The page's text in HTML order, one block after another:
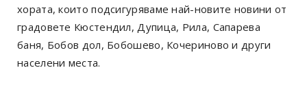
хората, които подсигуряваме най-новите новини от
градовете Кюстендил, Дупица, Рила, Сапарева
баня, Бобов дол, Бобошево, Кочериново и други
населени места.